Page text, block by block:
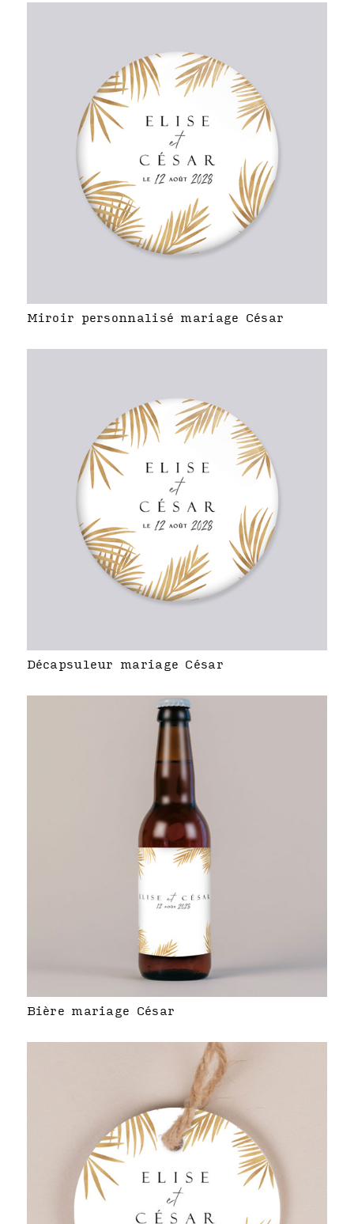
Miroir personnalisé mariage César
Décapsuleur mariage César
Bière mariage César